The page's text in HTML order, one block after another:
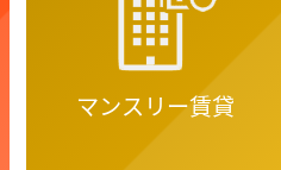
マンスリー賃貸